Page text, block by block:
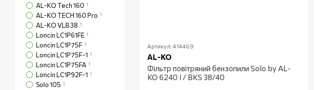
Артикул: 414469
AL-KO
Фільтр повітряний бензопили Solo by AL-
KO 6240 I / BKS 38/40
AL-KO Tech 160 1
AL-KO TECH 160 Pro 1
AL-KO VLB 38 1
Loncin LC1P61FE 1
Loncin LC1P75F 1
Loncin LC1P75F-1 1
Loncin LC1P75FA 1
Loncin LC1P92F-1 1
Solo 105 1